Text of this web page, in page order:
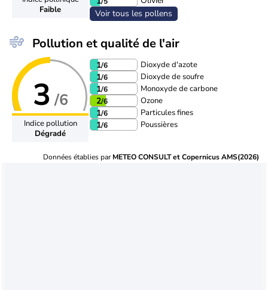
Faible
Voir tous les pollens
Pollution et qualité de l'air
3 /6
Indice pollution
Dégradé
1/6 Dioxyde d'azote
1/6 Dioxyde de soufre
1/6 Monoxyde de carbone
2/6 Ozone
1/6 Particules fines
1/6 Poussières
Données établies parMETEO CONSULT et Copernicus AMS(2026)